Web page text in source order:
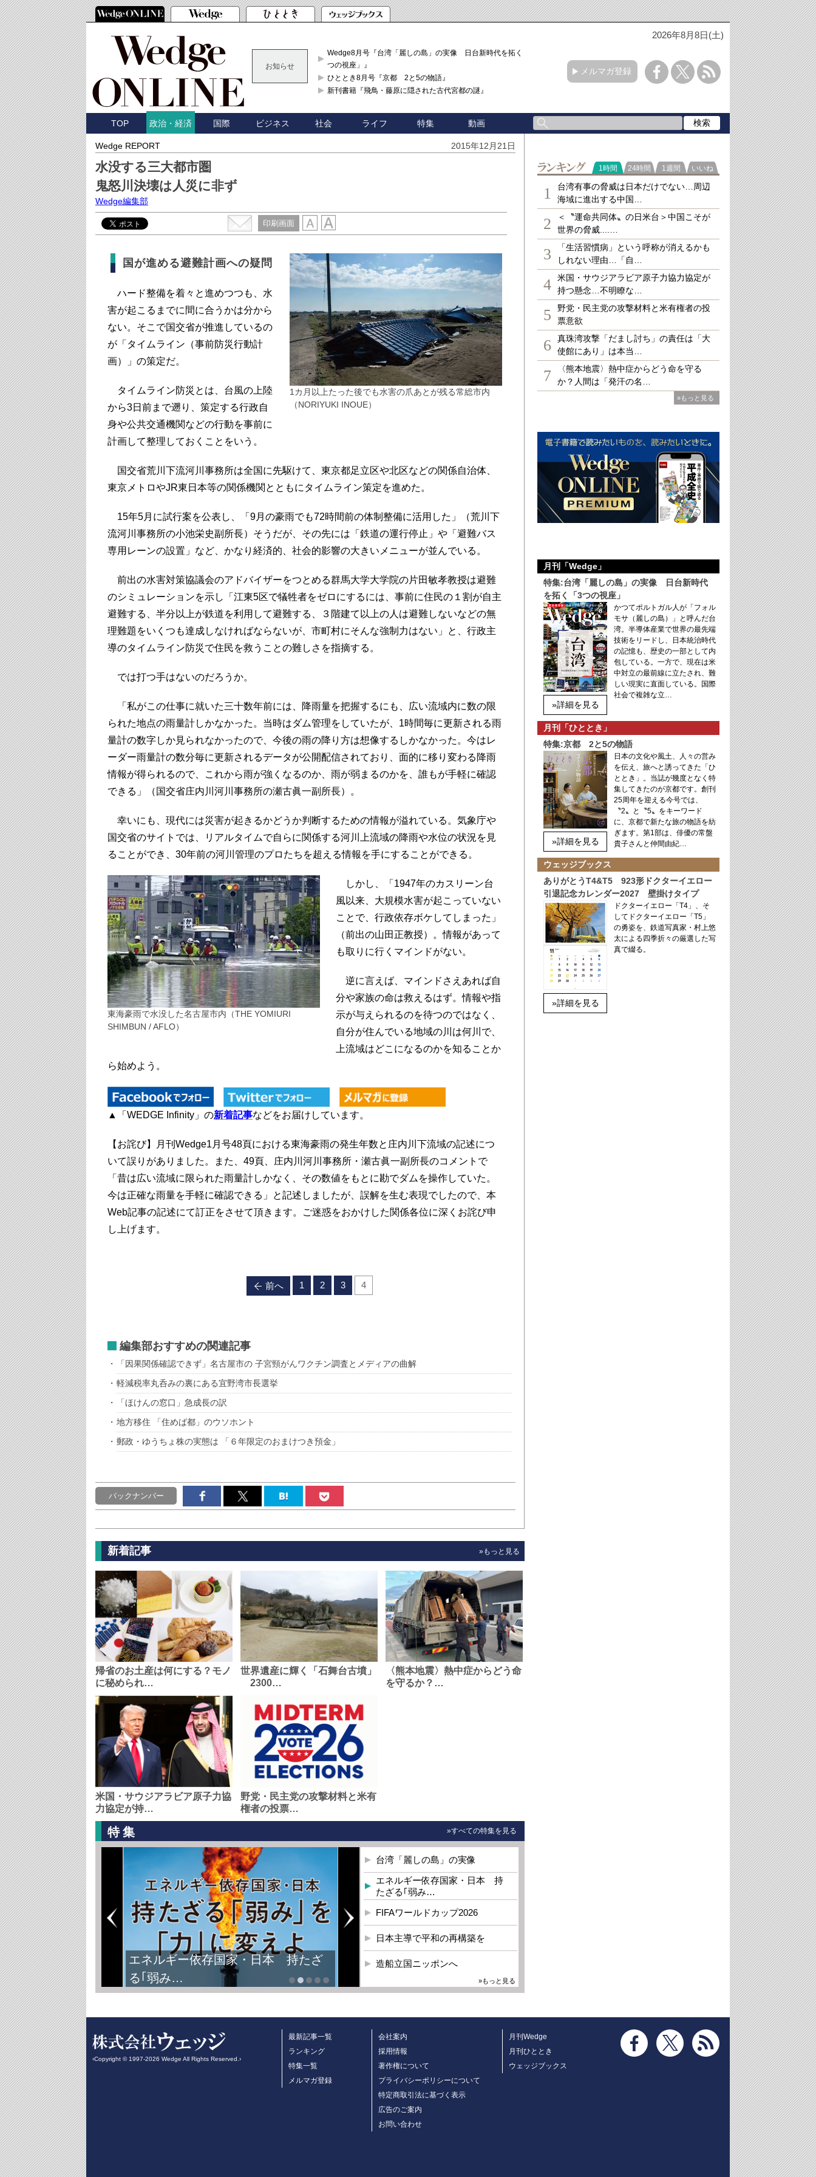
2026年8月8日(土)
お知らせ
Wedge8月号『台湾「麗しの島」の実像 日台新時代を拓く「3
つの視座」』
ひととき8月号『京都 2と5の物語』
新刊書籍『飛鳥・藤原に隠された古代宮都の謎』
メルマガ登録
TOP 政治・経済 国際 ビジネス 社会 ライフ 特集 動画
Wedge REPORT 2015年12月21日
水没する三大都市圏
鬼怒川決壊は人災に非ず
Wedge編集部
印刷画面
1カ月以上たった後でも水害の爪あとが残る常総市内
（NORIYUKI INOUE）
国が進める避難計画への疑問
ハード整備を着々と進めつつも、水
害が起こるまでに間に合うかは分から
ない。そこで国交省が推進しているの
が「タイムライン（事前防災行動計
画）」の策定だ。
タイムライン防災とは、台風の上陸
から3日前まで遡り、策定する行政自
身や公共交通機関などの行動を事前に
計画して整理しておくことをいう。
国交省荒川下流河川事務所は全国に先駆けて、東京都足立区や北区などの関係自治体、
東京メトロやJR東日本等の関係機関とともにタイムライン策定を進めた。
15年5月に試行案を公表し、「9月の豪雨でも72時間前の体制整備に活用した」（荒川下
流河川事務所の小池栄史副所長）そうだが、その先には「鉄道の運行停止」や「避難バス
専用レーンの設置」など、かなり経済的、社会的影響の大きいメニューが並んでいる。
前出の水害対策協議会のアドバイザーをつとめる群馬大学大学院の片田敏孝教授は避難
のシミュレーションを示し「江東5区で犠牲者をゼロにするには、事前に住民の１割が自主
避難する、半分以上が鉄道を利用して避難する、３階建て以上の人は避難しないなどの無
理難題をいくつも達成しなければならないが、市町村にそんな強制力はない」と、行政主
導のタイムライン防災で住民を救うことの難しさを指摘する。
では打つ手はないのだろうか。
「私がこの仕事に就いた三十数年前には、降雨量を把握するにも、広い流域内に数の限
られた地点の雨量計しかなかった。当時はダム管理をしていたが、1時間毎に更新される雨
量計の数字しか見られなかったので、今後の雨の降り方は想像するしかなかった。今はレ
ーダー雨量計の数分毎に更新されるデータが公開配信されており、面的に移り変わる降雨
情報が得られるので、これから雨が強くなるのか、雨が弱まるのかを、誰もが手軽に確認
できる」（国交省庄内川河川事務所の瀬古眞一副所長）。
幸いにも、現代には災害が起きるかどうか判断するための情報が溢れている。気象庁や
国交省のサイトでは、リアルタイムで自らに関係する河川上流域の降雨や水位の状況を見
ることができ、30年前の河川管理のプロたちを超える情報を手にすることができる。
東海豪雨で水没した名古屋市内（THE YOMIURI
SHIMBUN / AFLO）
しかし、「1947年のカスリーン台
風以来、大規模水害が起こっていない
ことで、行政依存ボケしてしまった」
（前出の山田正教授）。情報があって
も取りに行くマインドがない。
逆に言えば、マインドさえあれば自
分や家族の命は救えるはず。情報や指
示が与えられるのを待つのではなく、
自分が住んでいる地域の川は何川で、
上流域はどこになるのかを知ることか
ら始めよう。
▲「WEDGE Infinity」の新着記事などをお届けしています。
【お詫び】月刊Wedge1月号48頁における東海豪雨の発生年数と庄内川下流域の記述につ
いて誤りがありました。また、49頁、庄内川河川事務所・瀬古眞一副所長のコメントで
「昔は広い流域に限られた雨量計しかなく、その数値をもとに勘でダムを操作していた。
今は正確な雨量を手軽に確認できる」と記述しましたが、誤解を生む表現でしたので、本
Web記事の記述にて訂正をさせて頂きます。ご迷惑をおかけした関係各位に深くお詫び申
し上げます。
前へ 1 2 3 4
編集部おすすめの関連記事
「因果関係確認できず」名古屋市の 子宮頸がんワクチン調査とメディアの曲解
軽減税率丸呑みの裏にある宜野湾市長選挙
「ほけんの窓口」急成長の訳
地方移住 「住めば都」のウソホント
郵政・ゆうちょ株の実態は 「６年限定のおまけつき預金」
バックナンバー
新着記事 »もっと見る
帰省のお土産は何にする？モノ
に秘められ…
世界遺産に輝く「石舞台古墳」
2300…
〈熊本地震〉熱中症からどう命
を守るか？…
米国・サウジアラビア原子力協
力協定が持…
野党・民主党の攻撃材料と米有
権者の投票…
特集 »すべての特集を見る
エネルギー依存国家・日本 持たざ
る｢弱み…
台湾「麗しの島」の実像
エネルギー依存国家・日本 持
たざる｢弱み…
FIFAワールドカップ2026
日本主導で平和の再構築を
造船立国ニッポンへ
»もっと見る
ランキング
1時間 24時間 1週間 いいね
1
台湾有事の脅威は日本だけでない…周辺
海域に進出する中国…
2
＜〝運命共同体〟の日米台＞中国こそが
世界の脅威....…
3
「生活習慣病」という呼称が消えるかも
しれない理由…「自…
4
米国・サウジアラビア原子力協力協定が
持つ懸念…不明瞭な…
5
野党・民主党の攻撃材料と米有権者の投
票意欲
6
真珠湾攻撃「だまし討ち」の責任は「大
使館にあり」は本当…
7
〈熊本地震〉熱中症からどう命を守る
か？人間は「発汗の名…
»もっと見る
月刊「Wedge」
特集:台湾「麗しの島」の実像 日台新時代
を拓く「3つの視座」
»詳細を見る
かつてポルトガル人が「フォル
モサ（麗しの島）」と呼んだ台
湾。半導体産業で世界の最先端
技術をリードし、日本統治時代
の記憶も、歴史の一部として内
包している。一方で、現在は米
中対立の最前線に立たされ、難
しい現実に直面している。国際
社会で複雑な立…
月刊「ひととき」
特集:京都 2と5の物語
»詳細を見る
日本の文化や風土、人々の営み
を伝え、旅へと誘ってきた「ひ
ととき」。当誌が幾度となく特
集してきたのが京都です。創刊
25周年を迎える今号では、
〝2〟と〝5〟をキーワード
に、京都で新たな旅の物語を紡
ぎます。第1部は、俳優の常盤
貴子さんと仲間由紀…
ウェッジブックス
ありがとうT4&T5 923形ドクターイエロー
引退記念カレンダー2027 壁掛けタイプ
»詳細を見る
ドクターイエロー「T4」、そ
してドクターイエロー「T5」
の勇姿を、鉄道写真家・村上悠
太による四季折々の厳選した写
真で綴る。
‹Copyright © 1997-2026 Wedge All Rights Reserved.›
最新記事一覧
ランキング
特集一覧
メルマガ登録
会社案内
採用情報
著作権について
プライバシーポリシーについて
特定商取引法に基づく表示
広告のご案内
お問い合わせ
月刊Wedge
月刊ひととき
ウェッジブックス